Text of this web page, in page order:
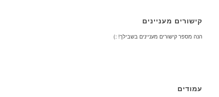
קישורים מעניינים
הנה מספר קישורים מעניינים בשבילך! :)
עמודים